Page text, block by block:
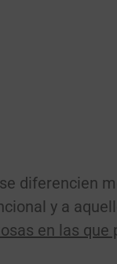
diferencien
y a
en las